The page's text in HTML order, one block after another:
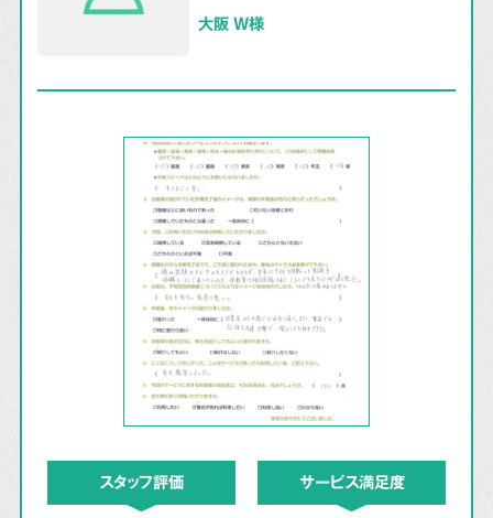
大阪 W様
スタッフ評価 サービス満足度